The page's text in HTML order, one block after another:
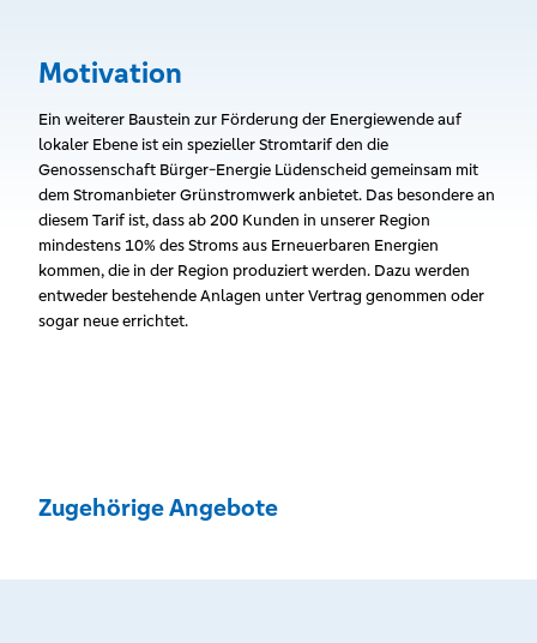
Motivation
Ein weiterer Baustein zur Förderung der Energiewende auf
lokaler Ebene ist ein spezieller Stromtarif den die
Genossenschaft Bürger-Energie Lüdenscheid gemeinsam mit
dem Stromanbieter Grünstromwerk anbietet. Das besondere an
diesem Tarif ist, dass ab 200 Kunden in unserer Region
mindestens 10% des Stroms aus Erneuerbaren Energien
kommen, die in der Region produziert werden. Dazu werden
entweder bestehende Anlagen unter Vertrag genommen oder
sogar neue errichtet.
Zugehörige Angebote